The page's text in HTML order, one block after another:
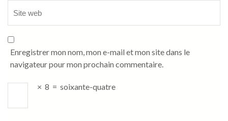
Enregistrer mon nom, mon e-mail et mon site dans le
navigateur pour mon prochain commentaire.
× 8 = soixante-quatre